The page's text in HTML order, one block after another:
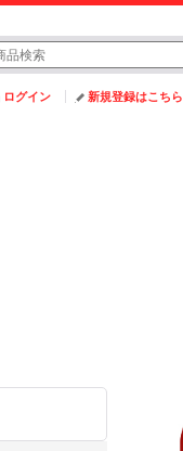
ログイン 新規登録はこちら